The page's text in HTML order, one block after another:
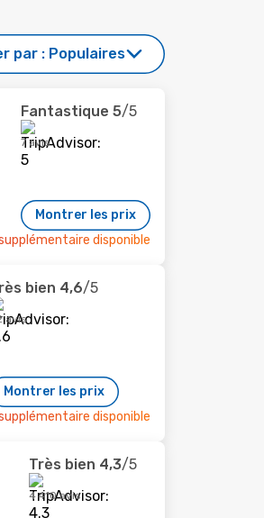
par : Populaires
Fantastique 5/5
7 avis
Montrer les prix
disponible
bien 4,6/5
avis
Montrer les prix
disponible
Très bien 4,3/5
4 410 avis